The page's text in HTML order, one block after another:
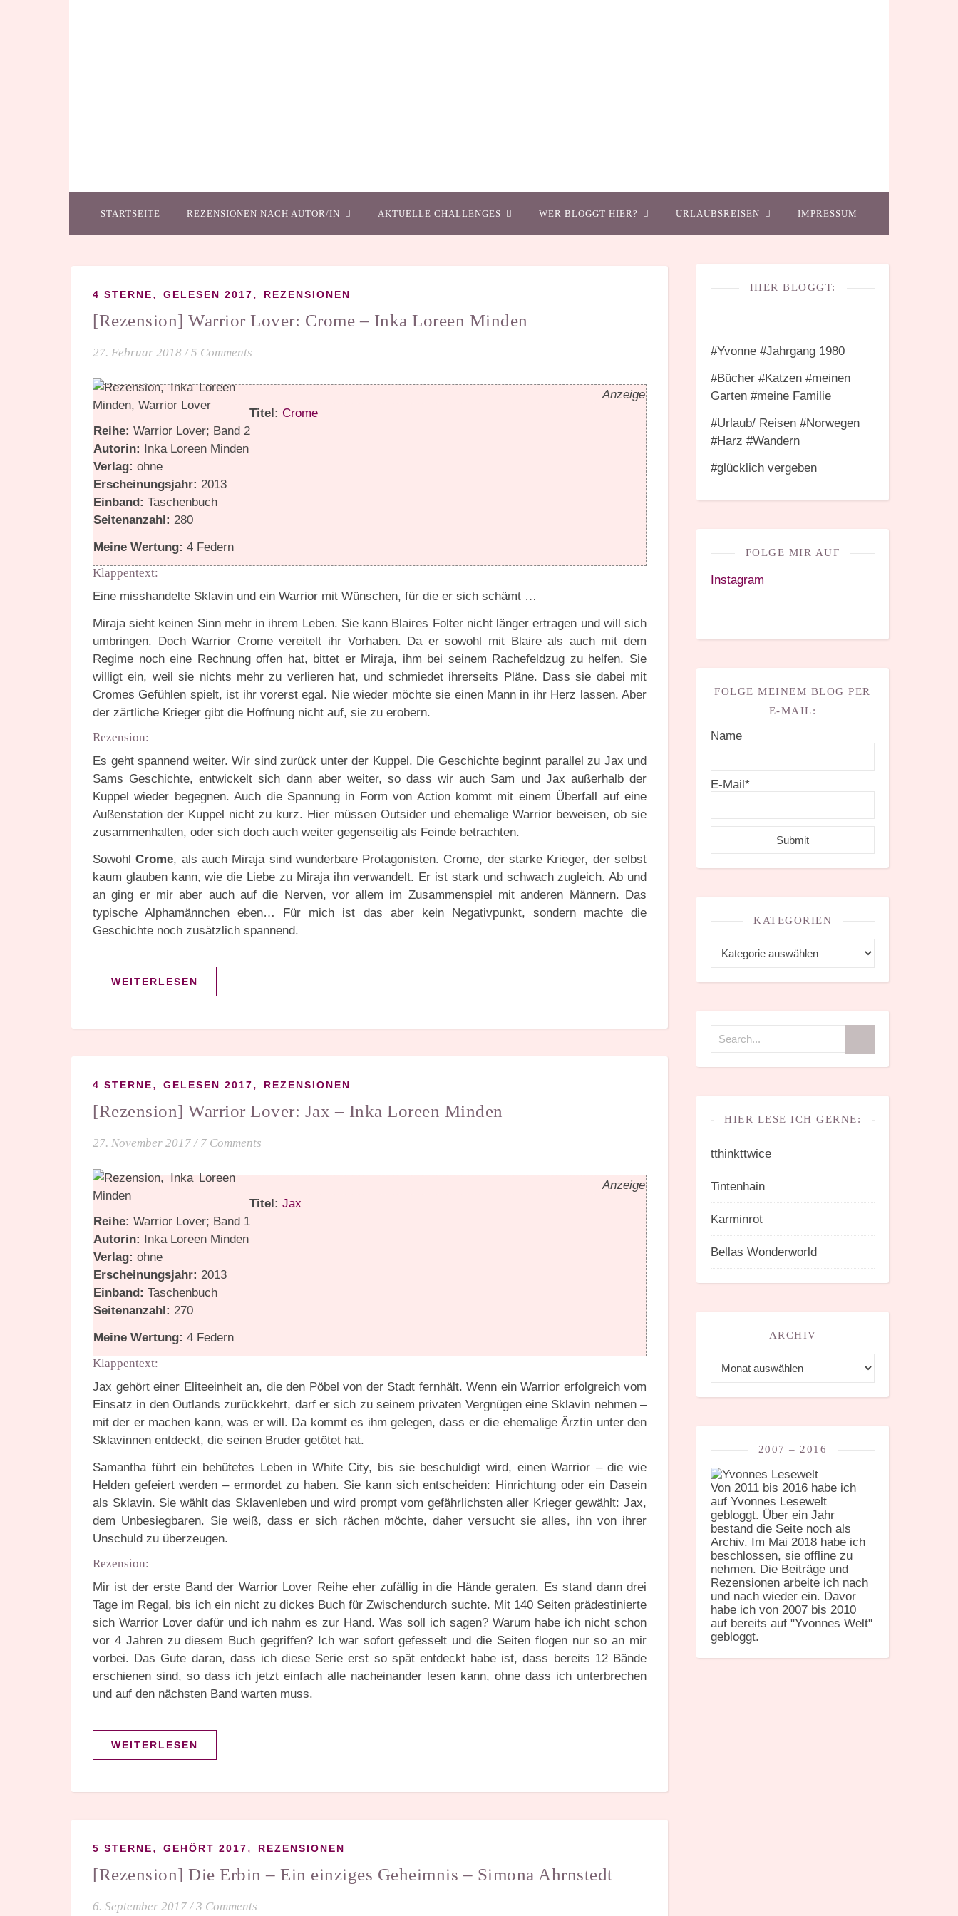
STARTSEITE REZENSIONEN NACH AUTOR/IN AKTUELLE CHALLENGES WER BLOGGT HIER? URLAUBSREISEN IMPRESSUM
4 STERNE, GELESEN 2017, REZENSIONEN
[Rezension] Warrior Lover: Crome – Inka Loreen Minden
27. Februar 2018 / 5 Comments
Anzeige
Titel: Crome
Reihe: Warrior Lover; Band 2
Autorin: Inka Loreen Minden
Verlag: ohne
Erscheinungsjahr: 2013
Einband: Taschenbuch
Seitenanzahl: 280
Meine Wertung: 4 Federn
Klappentext:
Eine misshandelte Sklavin und ein Warrior mit Wünschen, für die er sich schämt …
Miraja sieht keinen Sinn mehr in ihrem Leben. Sie kann Blaires Folter nicht länger ertragen und will sich
umbringen. Doch Warrior Crome vereitelt ihr Vorhaben. Da er sowohl mit Blaire als auch mit dem
Regime noch eine Rechnung offen hat, bittet er Miraja, ihm bei seinem Rachefeldzug zu helfen. Sie
willigt ein, weil sie nichts mehr zu verlieren hat, und schmiedet ihrerseits Pläne. Dass sie dabei mit
Cromes Gefühlen spielt, ist ihr vorerst egal. Nie wieder möchte sie einen Mann in ihr Herz lassen. Aber
der zärtliche Krieger gibt die Hoffnung nicht auf, sie zu erobern.
Rezension:
Es geht spannend weiter. Wir sind zurück unter der Kuppel. Die Geschichte beginnt parallel zu Jax und
Sams Geschichte, entwickelt sich dann aber weiter, so dass wir auch Sam und Jax außerhalb der
Kuppel wieder begegnen. Auch die Spannung in Form von Action kommt mit einem Überfall auf eine
Außenstation der Kuppel nicht zu kurz. Hier müssen Outsider und ehemalige Warrior beweisen, ob sie
zusammenhalten, oder sich doch auch weiter gegenseitig als Feinde betrachten.
SowohlCrome, als auch Mirajasind wunderbare Protagonisten. Crome, der starke Krieger, der selbst
kaum glauben kann, wie die Liebe zu Mirajaihn verwandelt. Er ist stark und schwach zugleich. Ab und
an ging er mir aber auch auf die Nerven, vor allem im Zusammenspiel mit anderen Männern. Das
typische Alphamännchen eben… Für mich ist das aber kein Negativpunkt, sondern machte die
Geschichte noch zusätzlich spannend.
WEITERLESEN
4 STERNE, GELESEN 2017, REZENSIONEN
[Rezension] Warrior Lover: Jax – Inka Loreen Minden
27. November 2017 / 7 Comments
Anzeige
Titel: Jax
Reihe: Warrior Lover; Band 1
Autorin: Inka Loreen Minden
Verlag: ohne
Erscheinungsjahr: 2013
Einband: Taschenbuch
Seitenanzahl: 270
Meine Wertung: 4 Federn
Klappentext:
Jax gehört einer Eliteeinheit an, die den Pöbel von der Stadt fernhält. Wenn ein Warrior erfolgreich vom
Einsatz in den Outlands zurückkehrt, darf er sich zu seinem privaten Vergnügen eine Sklavin nehmen –
mit der er machen kann, was er will. Da kommt es ihm gelegen, dass er die ehemalige Ärztin unter den
Sklavinnen entdeckt, die seinen Bruder getötet hat.
Samantha führt ein behütetes Leben in White City, bis sie beschuldigt wird, einen Warrior – die wie
Helden gefeiert werden – ermordet zu haben. Sie kann sich entscheiden: Hinrichtung oder ein Dasein
als Sklavin. Sie wählt das Sklavenleben und wird prompt vom gefährlichsten aller Krieger gewählt: Jax,
dem Unbesiegbaren. Sie weiß, dass er sich rächen möchte, daher versucht sie alles, ihn von ihrer
Unschuld zu überzeugen.
Rezension:
Mir ist der erste Band der Warrior Lover Reihe eher zufällig in die Hände geraten. Es stand dann drei
Tage im Regal, bis ich ein nicht zu dickes Buch für Zwischendurch suchte. Mit 140 Seiten prädestinierte
sich Warrior Lover dafür und ich nahm es zur Hand. Was soll ich sagen? Warum habe ich nicht schon
vor 4 Jahren zu diesem Buch gegriffen? Ich war sofort gefesselt und die Seiten flogen nur so an mir
vorbei. Das Gute daran, dass ich diese Serie erst so spät entdeckt habe ist, dass bereits 12 Bände
erschienen sind, so dass ich jetzt einfach alle nacheinander lesen kann, ohne dass ich unterbrechen
und auf den nächsten Band warten muss.
WEITERLESEN
5 STERNE, GEHÖRT 2017, REZENSIONEN
[Rezension] Die Erbin – Ein einziges Geheimnis – Simona Ahrnstedt
6. September 2017 / 3 Comments
HIER BLOGGT:
#Yvonne #Jahrgang 1980
#Bücher #Katzen #meinen
Garten #meine Familie
#Urlaub/ Reisen #Norwegen
#Harz #Wandern
#glücklich vergeben
FOLGE MIR AUF
Instagram
FOLGE MEINEM BLOG PER
E-MAIL:
Name
E-Mail*
KATEGORIEN
HIER LESE ICH GERNE:
tthinkttwice
Tintenhain
Karminrot
Bellas Wonderworld
ARCHIV
2007 – 2016
Von 2011 bis 2016 habe ich
auf Yvonnes Lesewelt
gebloggt. Über ein Jahr
bestand die Seite noch als
Archiv. Im Mai 2018 habe ich
beschlossen, sie offline zu
nehmen. Die Beiträge und
Rezensionen arbeite ich nach
und nach wieder ein. Davor
habe ich von 2007 bis 2010
auf bereits auf "Yvonnes Welt"
gebloggt.